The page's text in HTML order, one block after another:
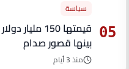
05
سياسة
بينها قصور صدام
منذ 3 أيام